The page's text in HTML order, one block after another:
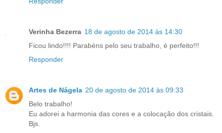
Verinha Bezerra 18 de agosto de 2014 às 14:30
Ficou lindo!!!! Parabéns pelo seu trabalho, é perfeito!!!
Responder
Artes de Nágela 20 de agosto de 2014 às 09:33
Belo trabalho!
Eu adorei a harmonia das cores e a colocação dos cristais.
Bjs.